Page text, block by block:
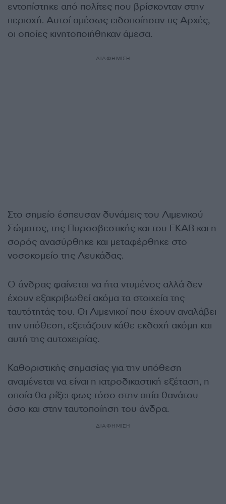
εντοπίστηκε από πολίτες που βρίσκονταν στην
περιοχή. Αυτοί αμέσως ειδοποίησαν τις Αρχές,
οι οποίες κινητοποιήθηκαν άμεσα.
ΔΙΑΦΗΜΙΣΗ
Στο σημείο έσπευσαν δυνάμεις του Λιμενικού
Σώματος, της Πυροσβεστικής και του ΕΚΑΒ και η
σορός ανασύρθηκε και μεταφέρθηκε στο
νοσοκομείο της Λευκάδας.
Ο άνδρας φαίνεται να ήτα ντυμένος αλλά δεν
έχουν εξακριβωθεί ακόμα τα στοιχεία της
ταυτότητάς του. Οι Λιμενικοί που έχουν αναλάβει
την υπόθεση, εξετάζουν κάθε εκδοχή ακόμη και
αυτή της αυτοχειρίας.
Καθοριστικής σημασίας για την υπόθεση
αναμένεται να είναι η ιατροδικαστική εξέταση, η
οποία θα ρίξει φως τόσο στην αιτία θανάτου
όσο και στην ταυτοποίηση του άνδρα.
ΔΙΑΦΗΜΙΣΗ